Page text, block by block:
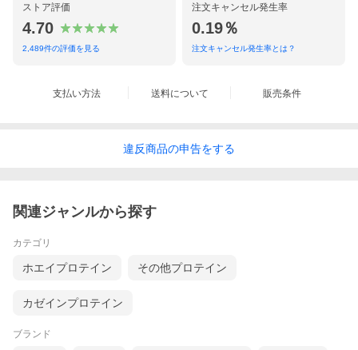
ストア評価
4.70
2,489件の評価を見る
注文キャンセル発生率
0.19％
注文キャンセル発生率とは？
支払い方法 送料について 販売条件
違反商品の申告をする
関連ジャンルから探す
カテゴリ
ホエイプロテイン その他プロテイン
カゼインプロテイン
ブランド